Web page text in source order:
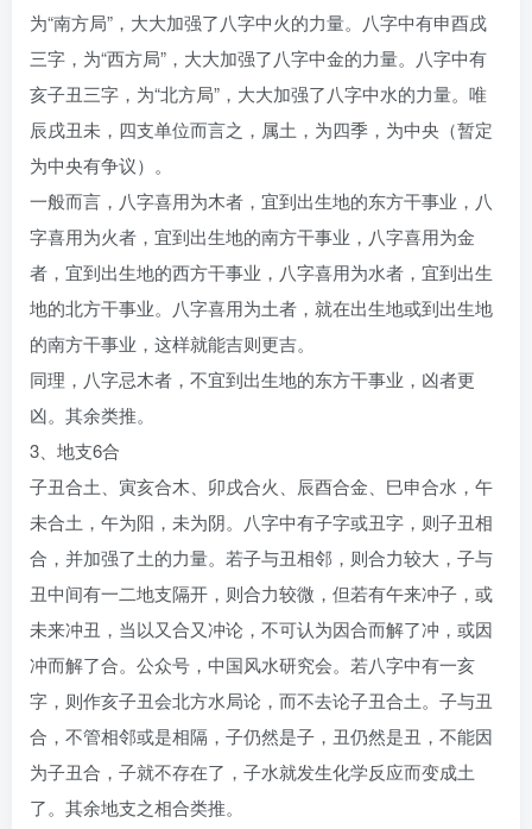
为“南方局”，大大加强了八字中火的力量。八字中有申酉戌
三字，为“西方局”，大大加强了八字中金的力量。八字中有
亥子丑三字，为“北方局”，大大加强了八字中水的力量。唯
辰戌丑未，四支单位而言之，属土，为四季，为中央（暂定
为中央有争议）。
一般而言，八字喜用为木者，宜到出生地的东方干事业，八
字喜用为火者，宜到出生地的南方干事业，八字喜用为金
者，宜到出生地的西方干事业，八字喜用为水者，宜到出生
地的北方干事业。八字喜用为土者，就在出生地或到出生地
的南方干事业，这样就能吉则更吉。
同理，八字忌木者，不宜到出生地的东方干事业，凶者更
凶。其余类推。
3、地支6合
子丑合土、寅亥合木、卯戌合火、辰酉合金、巳申合水，午
未合土，午为阳，未为阴。八字中有子字或丑字，则子丑相
合，并加强了土的力量。若子与丑相邻，则合力较大，子与
丑中间有一二地支隔开，则合力较微，但若有午来冲子，或
未来冲丑，当以又合又冲论，不可认为因合而解了冲，或因
冲而解了合。公众号，中国风水研究会。若八字中有一亥
字，则作亥子丑会北方水局论，而不去论子丑合土。子与丑
合，不管相邻或是相隔，子仍然是子，丑仍然是丑，不能因
为子丑合，子就不存在了，子水就发生化学反应而变成土
了。其余地支之相合类推。